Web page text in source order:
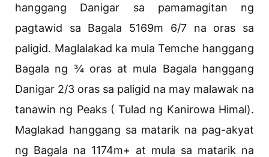
hanggang Danigar sa pamamagitan ng
pagtawid sa Bagala 5169m 6/7 na oras sa
paligid. Maglalakad ka mula Temche hanggang
Bagala ng ¾ oras at mula Bagala hanggang
Danigar 2/3 oras sa paligid na may malawak na
tanawin ng Peaks ( Tulad ng Kanirowa Himal).
Maglakad hanggang sa matarik na pag-akyat
ng Bagala na 1174m+ at mula sa matarik na